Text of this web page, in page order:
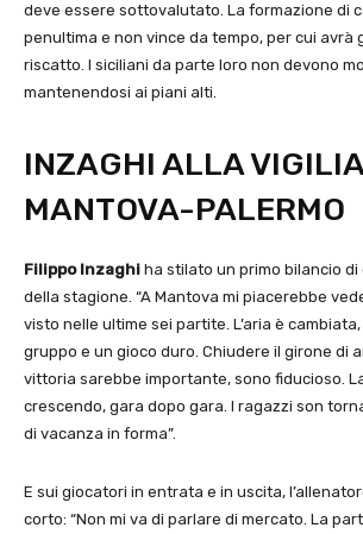
deve essere sottovalutato. La formazione di
penultima e non vince da tempo, per cui avrà
riscatto. I siciliani da parte loro non devono
mantenendosi ai piani alti.
INZAGHI ALLA
MANTOVA-PALERMO
Filippo Inzaghi ha stilato un primo bilancio
della stagione. “A Mantova mi piacerebbe
visto nelle ultime sei partite. L’aria è
gruppo e un gioco duro. Chiudere il girone di
vittoria sarebbe importante, sono fiducioso.
crescendo, gara dopo gara. I ragazzi son
di vacanza in forma”.
E sui giocatori in entrata e in uscita,
corto: “Non mi va di parlare di mercato. La